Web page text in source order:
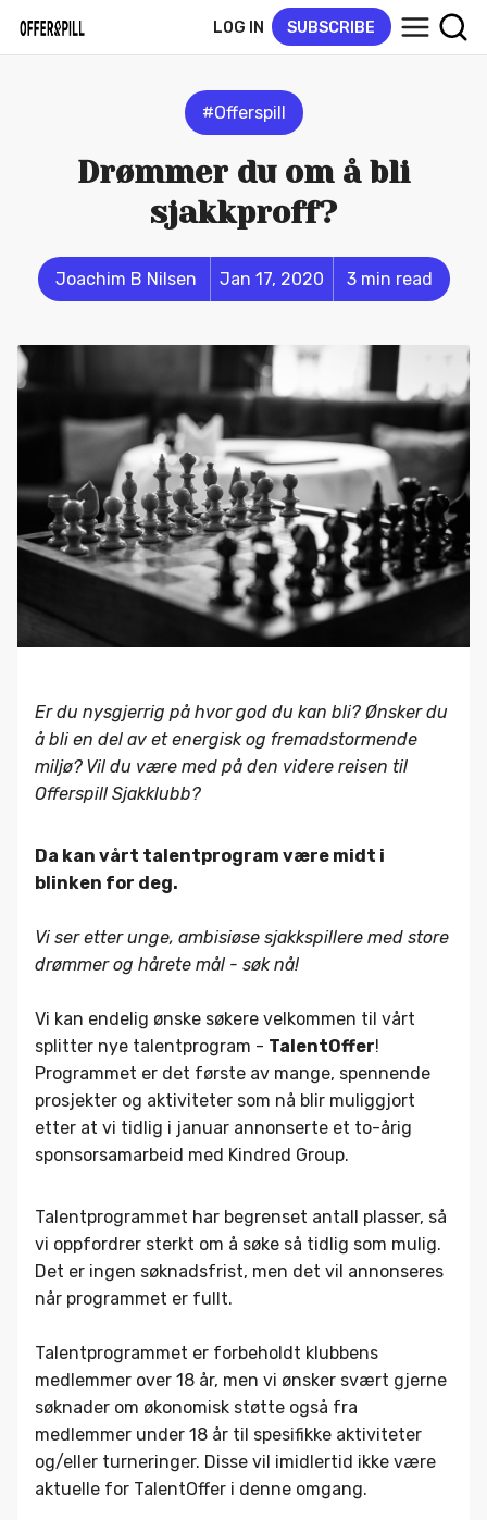
LOG IN SUBSCRIBE
#Offerspill
Drømmer du om å bli
sjakkproff?
Joachim B Nilsen Jan 17, 2020 3 min read
Er du nysgjerrig på hvor god du kan bli? Ønsker du
å bli en del av et energisk og fremadstormende
miljø? Vil du være med på den videre reisen til
Offerspill Sjakklubb?
Da kan vårt talentprogram være midt i
blinken for deg.
Vi ser etter unge, ambisiøse sjakkspillere med store
drømmer og hårete mål - søk nå!
Vi kan endelig ønske søkere velkommen til vårt
splitter nye talentprogram - TalentOffer!
Programmet er det første av mange, spennende
prosjekter og aktiviteter som nå blir muliggjort
etter at vi tidlig i januar annonserte et to-årig
sponsorsamarbeid med Kindred Group.
Talentprogrammet har begrenset antall plasser, så
vi oppfordrer sterkt om å søke så tidlig som mulig.
Det er ingen søknadsfrist, men det vil annonseres
når programmet er fullt.
Talentprogrammet er forbeholdt klubbens
medlemmer over 18 år, men vi ønsker svært gjerne
søknader om økonomisk støtte også fra
medlemmer under 18 år til spesifikke aktiviteter
og/eller turneringer. Disse vil imidlertid ikke være
aktuelle for TalentOffer i denne omgang.